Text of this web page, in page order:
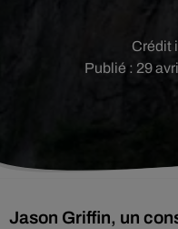
Publié : 29
Crédit
Jason Griffin, un